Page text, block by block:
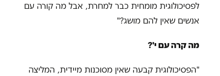
לפסיכולוגית מומחית כבר למחרת, אבל מה קורה עם
אנשים שאין להם מושג?"
מה קרה עם י'?
"הפסיכולוגית קבעה שאין מסוכנות מיידית, המליצה